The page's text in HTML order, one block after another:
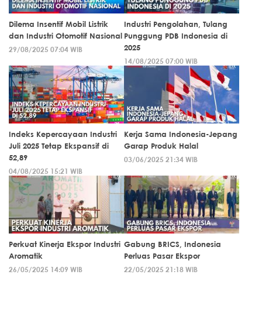
Dilema Insentif Mobil Listrik
dan Industri Otomotif Nasional
29/08/2025 07:04 WIB
Industri Pengolahan, Tulang
Punggung PDB Indonesia di
2025
14/08/2025 07:00 WIB
Indeks Kepercayaan Industri
Juli 2025 Tetap Ekspansif di
52,89
04/08/2025 15:21 WIB
Kerja Sama Indonesia-Jepang
Garap Produk Halal
03/06/2025 21:34 WIB
Perkuat Kinerja Ekspor Industri
Aromatik
26/05/2025 14:09 WIB
Gabung BRICS, Indonesia
Perluas Pasar Ekspor
22/05/2025 21:18 WIB